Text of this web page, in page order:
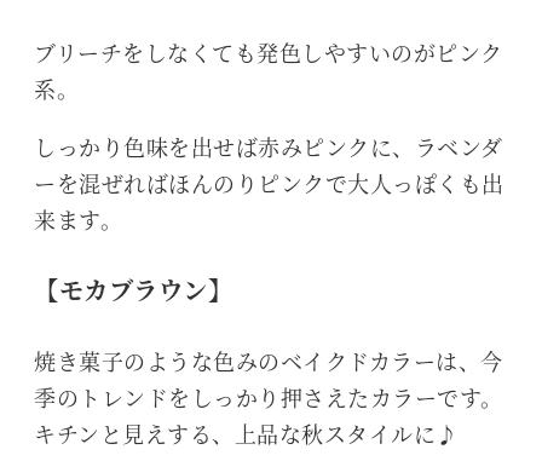
ブリーチをしなくても発色しやすいのがピンク
系。
しっかり色味を出せば赤みピンクに、ラベンダ
ーを混ぜればほんのりピンクで大人っぽくも出
来ます。
【モカブラウン】
焼き菓子のような色みのベイクドカラーは、今
季のトレンドをしっかり押さえたカラーです。
キチンと見えする、上品な秋スタイルに♪